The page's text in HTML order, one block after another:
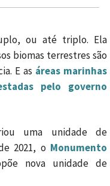
ou até triplo. Ela
biomas terrestres são
E as áreas marinhas
pelo governo
uma unidade de
2021, o Monumento
nova unidade de